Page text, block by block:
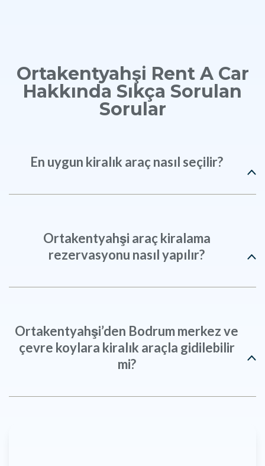
Ortakentyahşi Rent A Car
Hakkında Sıkça Sorulan
Sorular
En uygun kiralık araç nasıl seçilir?
Ortakentyahşi araç kiralama
rezervasyonu nasıl yapılır?
Ortakentyahşi’den Bodrum merkez ve
çevre koylara kiralık araçla gidilebilir
mi?